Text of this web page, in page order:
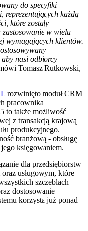
do specyfiki
reprezentujących każdą
które zostały
zastosowanie w wielu
wymagających klientów.
nasi odbiorcy
Tomasz Rutkowski,
rozwinięto moduł CRM
pracownika
to także możliwość
z transakcją krajową
produkcyjnego.
branżową - obsługę
księgowaniem.
dla przedsiębiorstw
usługowym, które
szczeblach
dostosowanie
korzysta już ponad